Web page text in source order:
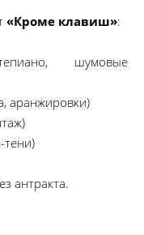
«Кроме клавиш»:
шумовые
аранжировки)
тени)
антракта.